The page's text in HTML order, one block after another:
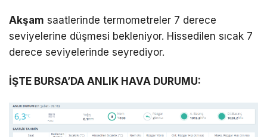
Akşam saatlerinde termometreler 7 derece
seviyelerine düşmesi bekleniyor. Hissedilen sıcak 7
derece seviyelerinde seyrediyor.
İŞTE BURSA’DA ANLIK HAVA DURUMU: